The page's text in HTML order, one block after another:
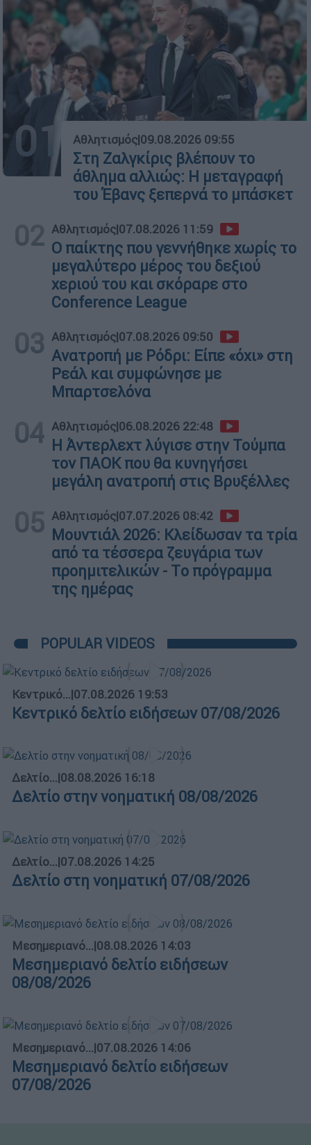
01 Αθλητισμός|09.08.2026 09:55
Στη Ζαλγκίρις βλέπουν το
άθλημα αλλιώς: Η μεταγραφή
του Έβανς ξεπερνά το μπάσκετ
02 Αθλητισμός|07.08.2026 11:59
Ο παίκτης που γεννήθηκε χωρίς το
μεγαλύτερο μέρος του δεξιού
χεριού του και σκόραρε στο
Conference League
03 Αθλητισμός|07.08.2026 09:50
Ανατροπή με Ρόδρι: Είπε «όχι» στη
Ρεάλ και συμφώνησε με
Μπαρτσελόνα
04 Αθλητισμός|06.08.2026 22:48
Η Άντερλεχτ λύγισε στην Τούμπα
τον ΠΑΟΚ που θα κυνηγήσει
μεγάλη ανατροπή στις Βρυξέλλες
05 Αθλητισμός|07.07.2026 08:42
Μουντιάλ 2026: Κλείδωσαν τα τρία
από τα τέσσερα ζευγάρια των
προημιτελικών - Tο πρόγραμμα
της ημέρας
POPULAR VIDEOS
Κεντρικό...|07.08.2026 19:53
Κεντρικό δελτίο ειδήσεων 07/08/2026
Δελτίο...|08.08.2026 16:18
Δελτίο στην νοηματική 08/08/2026
Δελτίο...|07.08.2026 14:25
Δελτίο στη νοηματική 07/08/2026
Μεσημεριανό...|08.08.2026 14:03
Μεσημεριανό δελτίο ειδήσεων
08/08/2026
Μεσημεριανό...|07.08.2026 14:06
Μεσημεριανό δελτίο ειδήσεων
07/08/2026